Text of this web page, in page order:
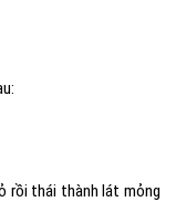
rồi thái thành lát mỏng